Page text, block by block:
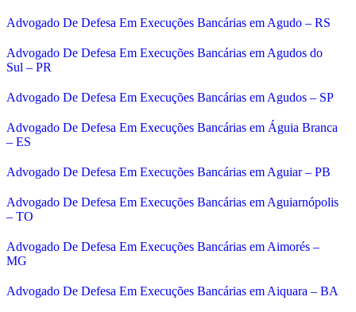
Advogado De Defesa Em Execuções Bancárias em Agudo – RS
Advogado De Defesa Em Execuções Bancárias em Agudos do
Sul – PR
Advogado De Defesa Em Execuções Bancárias em Agudos – SP
Advogado De Defesa Em Execuções Bancárias em Águia Branca
– ES
Advogado De Defesa Em Execuções Bancárias em Aguiar – PB
Advogado De Defesa Em Execuções Bancárias em Aguiarnópolis
– TO
Advogado De Defesa Em Execuções Bancárias em Aimorés –
MG
Advogado De Defesa Em Execuções Bancárias em Aiquara – BA